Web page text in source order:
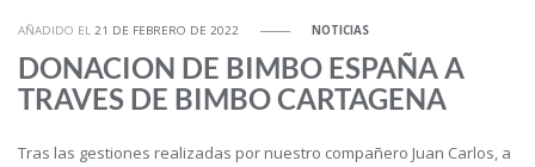
AÑADIDO EL21 DE FEBRERO DE 2022 NOTICIAS
DONACION DE BIMBO ESPAÑA A
TRAVES DE BIMBO CARTAGENA
Tras las gestiones realizadas por nuestro compañero Juan Carlos, a